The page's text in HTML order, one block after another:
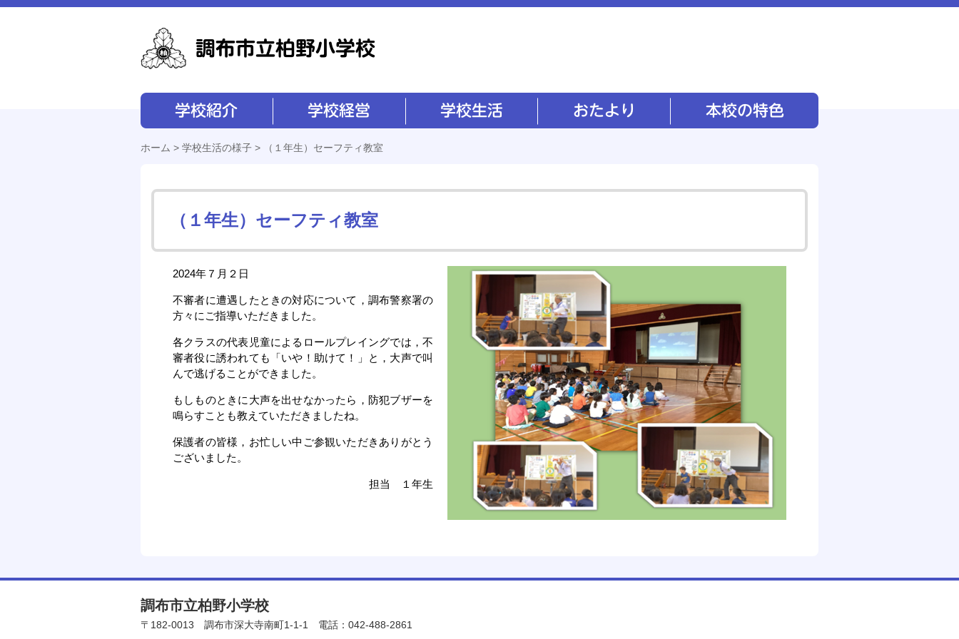
ホーム > 学校生活の様子 > （１年生）セーフティ教室
（１年生）セーフティ教室
2024年７月２日
不審者に遭遇したときの対応について，調布警察署の
方々にご指導いただきました。
各クラスの代表児童によるロールプレイングでは，不
審者役に誘われても「いや！助けて！」と，大声で叫
んで逃げることができました。
もしものときに大声を出せなかったら，防犯ブザーを
鳴らすことも教えていただきましたね。
保護者の皆様，お忙しい中ご参観いただきありがとう
ございました。
担当 １年生
調布市立柏野小学校
〒182-0013 調布市深大寺南町1-1-1 電話：042-488-2861